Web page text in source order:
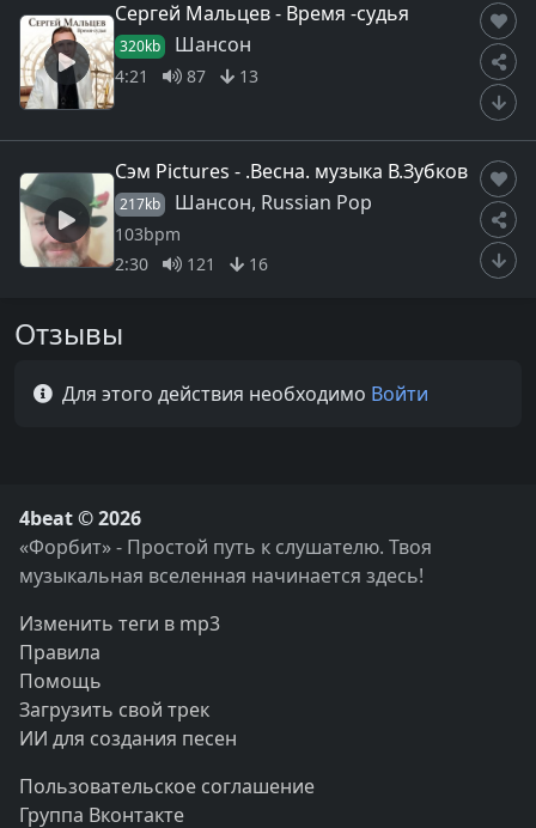
Сергей Мальцев - Время -судья
320kb Шансон
4:21 87 13
Сэм Pictures - .Весна. музыка В.Зубков
217kb Шансон, Russian Pop
103bpm
2:30
121 16
Отзывы
Для этого действия необходимо Войти
4beat © 2026
«Форбит» - Простой путь к слушателю. Твоя
музыкальная вселенная начинается здесь!
Изменить теги в mp3
Правила
Помощь
Загрузить свой трек
ИИ для создания песен
Пользовательское соглашение
Группа Вконтакте